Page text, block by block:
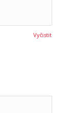
Vyčistit